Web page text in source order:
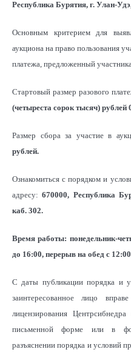
Республика Бурятия, г. Улан-
Основным критерием для
аукциона на право пользования
платежа, предложенный
Стартовый размер разового
(четыреста сорок тысяч) рублей
Размер сбора за участие в
рублей.
Ознакомиться с порядком и
адресу: 670000, Республика
каб. 302.
Время работы: понедельник-
до 16:00, перерыв на обед с
С даты публикации порядка и
заинтересованное лицо
лицензирования
письменной форме или в
разъяснении порядка и условий